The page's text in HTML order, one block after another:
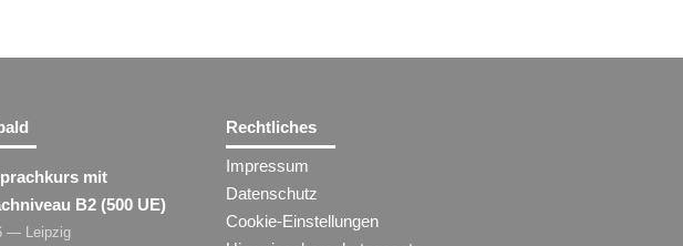
mit
B2 (500 UE)
— Leipzig
Rechtliches
Impressum
Datenschutz
Cookie-Einstellungen